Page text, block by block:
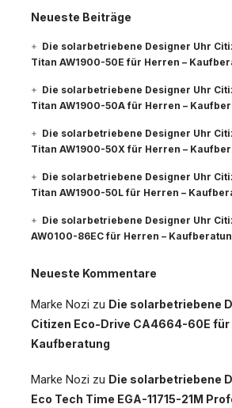
Neueste Beiträge
Die solarbetriebene Designer Uhr
Titan AW1900-50E für Herren –
Die solarbetriebene Designer Uhr
Titan AW1900-50A für Herren –
Die solarbetriebene Designer Uhr
Titan AW1900-50X für Herren –
Die solarbetriebene Designer Uhr
Titan AW1900-50L für Herren –
Die solarbetriebene Designer Uhr
AW0100-86EC für Herren –
Neueste Kommentare
Marke Nozi zu Die solarbetriebene
Citizen Eco-Drive CA4664-60E für
Kaufberatung
Marke Nozi zu Die solarbetriebene
Eco Tech Time EGA-11715-21M